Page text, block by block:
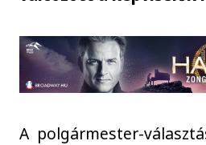
A polgármester-